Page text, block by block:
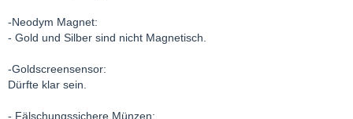
-Neodym Magnet:
- Gold und Silber sind nicht Magnetisch.
-Goldscreensensor:
Dürfte klar sein.
- Fälschungssichere Münzen: